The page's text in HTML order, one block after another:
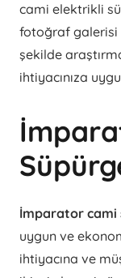
cami elektrikli
fotoğraf galerisi
şekilde
ihtiyacınıza
İmparator cami
uygun ve
ihtiyacına ve